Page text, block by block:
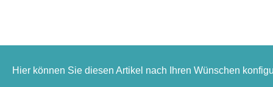
Hier können Sie diesen Artikel nach Ihren Wünschen